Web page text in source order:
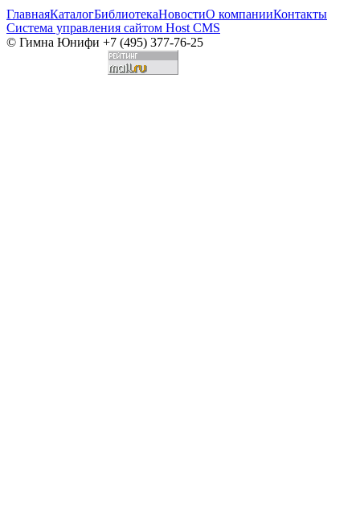
ГлавнаяКаталогБиблиотекаНовостиО компанииКонтакты
Система управления сайтом Host CMS
© Гимна Юнифи +7 (495) 377-76-25